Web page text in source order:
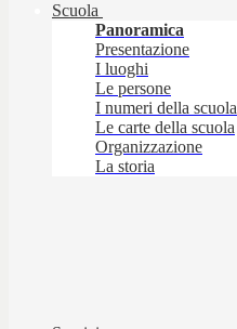
Scuola
Panoramica
Presentazione
I luoghi
Le persone
I numeri della scuola
Le carte della scuola
Organizzazione
La storia